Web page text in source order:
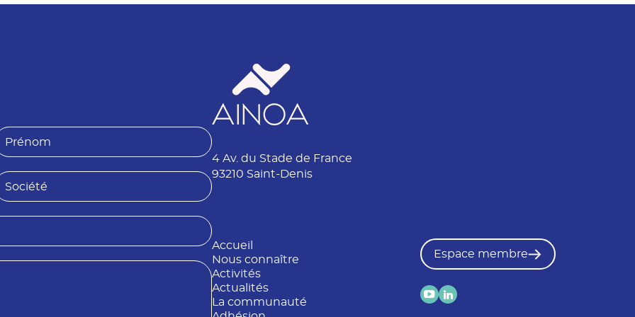
4 Av. du Stade de France
93210 Saint-Denis
Accueil
Nous connaître
Activités
Actualités
La communauté
Espace membre